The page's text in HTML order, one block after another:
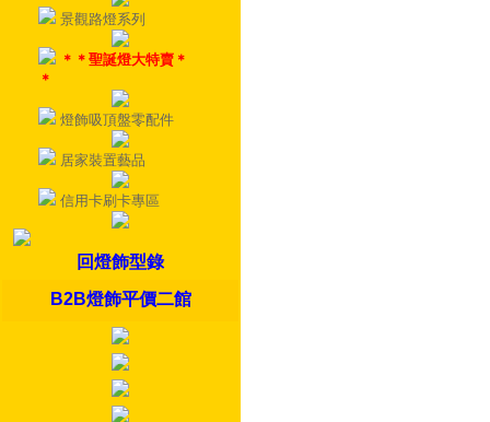
景觀路燈系列
＊＊聖誕燈大特賣＊
＊
燈飾吸頂盤零配件
居家裝置藝品
信用卡刷卡專區
回燈飾型錄
B2B燈飾平價二館